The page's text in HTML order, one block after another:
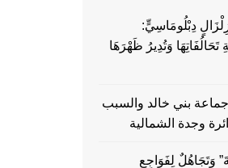
دِبْلُومَاسِيٍّ:
وَتُدِيرُ ظَهْرَهَا
بني خالد والسبب
وجدة الشمالية
وَتَجَاهُلٌ لِفَوَاجِعِ